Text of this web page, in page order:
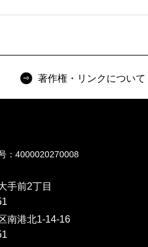
著作権・リンクについて
：4000020270008
手前2丁目
南港北1-14-16